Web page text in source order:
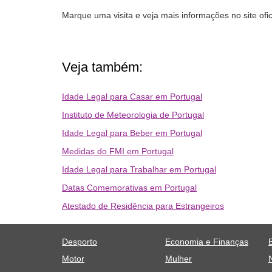
Marque uma visita e veja mais informações no site
Veja também:
Idade Legal para Casar em Portugal
Instituto de Meteorologia de Portugal
Idade Legal para Beber em Portugal
Medidas do FMI em Portugal
Idade Legal para Trabalhar em Portugal
Datas Comemorativas em Portugal
Atestado de Residência para Estrangeiros
Desporto Economia e Finanças
Motor
Mulher